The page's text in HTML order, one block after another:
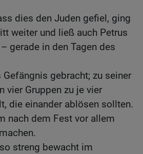
dies den Juden gefiel, ging
weiter und ließ auch Petrus
gerade in den Tagen des
gebracht; zu seiner
vier Gruppen zu je vier
die einander ablösen sollten.
nach dem Fest vor allem
streng bewacht im